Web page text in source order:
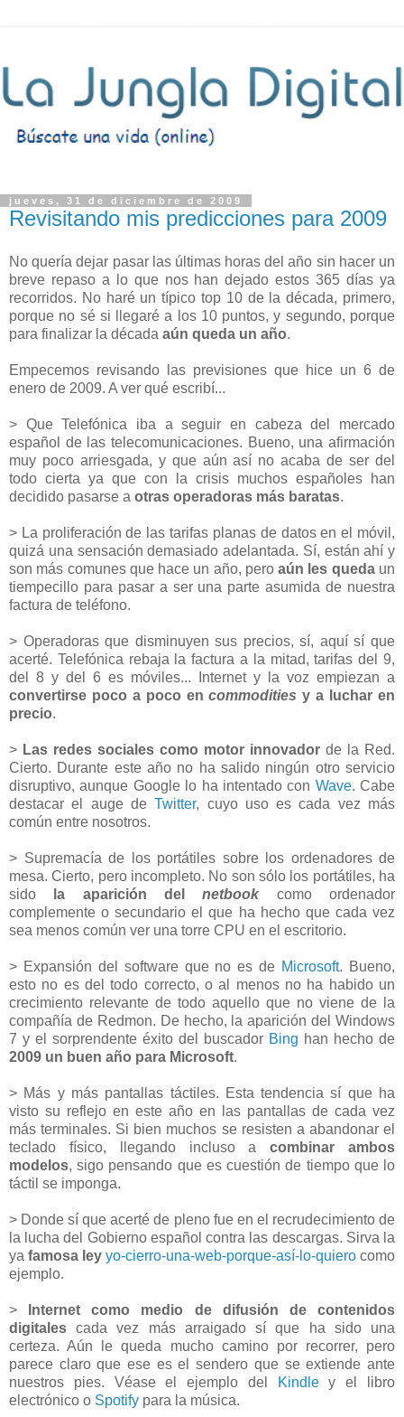
jueves, 31 de diciembre de 2009
Revisitando mis predicciones para 2009
No quería dejar pasar las últimas horas del año sin hacer un
breve repaso a lo que nos han dejado estos 365 días ya
recorridos. No haré un típico top 10 de la década, primero,
porque no sé si llegaré a los 10 puntos, y segundo, porque
para finalizar la década aún queda un año.
Empecemos revisando las previsiones que hice un 6 de
enero de 2009. A ver qué escribí...
> Que Telefónica iba a seguir en cabeza del mercado
español de las telecomunicaciones. Bueno, una afirmación
muy poco arriesgada, y que aún así no acaba de ser del
todo cierta ya que con la crisis muchos españoles han
decidido pasarse a otras operadoras más baratas.
> La proliferación de las tarifas planas de datos en el móvil,
quizá una sensación demasiado adelantada. Sí, están ahí y
son más comunes que hace un año, peroaún les queda un
tiempecillo para pasar a ser una parte asumida de nuestra
factura de teléfono.
> Operadoras que disminuyen sus precios, sí, aquí sí que
acerté. Telefónica rebaja la factura a la mitad, tarifas del 9,
del 8 y del 6 es móviles... Internet y la voz empiezan a
convertirse poco a poco encommodities y a luchar en
precio.
> Las redes sociales como motor innovador de la Red.
Cierto. Durante este año no ha salido ningún otro servicio
disruptivo, aunque Google lo ha intentado con Wave. Cabe
destacar el auge deTwitter, cuyo uso es cada vez más
común entre nosotros.
> Supremacía de los portátiles sobre los ordenadores de
mesa. Cierto, pero incompleto. No son sólo los portátiles, ha
sido
la aparición delnetbook como ordenador
complemente o secundario el que ha hecho que cada vez
sea menos común ver una torre CPU en el escritorio.
> Expansión del software que no es de Microsoft. Bueno,
esto no es del todo correcto, o al menos no ha habido un
crecimiento relevante de todo aquello que no viene de la
compañía de Redmon. De hecho, la aparición del Windows
7 y el sorprendente éxito del buscador Bing han hecho de
2009 un buen año para Microsoft.
> Más y más pantallas táctiles. Esta tendencia sí que ha
visto su reflejo en este año en las pantallas de cada vez
más terminales. Si bien muchos se resisten a abandonar el
teclado físico, llegando incluso acombinar ambos
modelos, sigo pensando que es cuestión de tiempo que lo
táctil se imponga.
> Donde sí que acerté de pleno fue en el recrudecimiento de
la lucha del Gobierno español contra las descargas. Sirva la
ya famosa ley yo-cierro-una-web-porque-así-lo-quiero como
ejemplo.
>
Internet como medio de difusión de contenidos
digitales cada vez más arraigado sí que ha sido una
certeza. Aún le queda mucho camino por recorrer, pero
parece claro que ese es el sendero que se extiende ante
nuestros pies. Véase el ejemplo del
Kindley el libro
electrónico o Spotify para la música.